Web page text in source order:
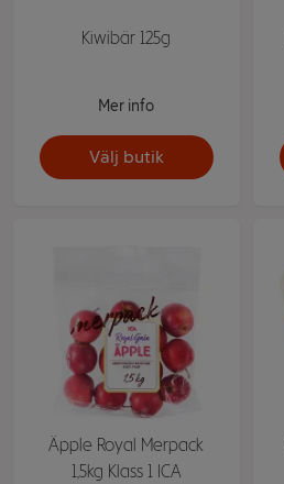
Kiwibär 125g
Mer info
Välj butik
Äpple Royal Merpack
1,5kg Klass 1 ICA